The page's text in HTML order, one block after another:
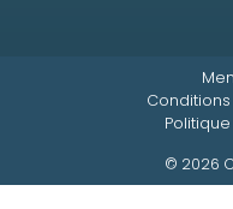
© 2026